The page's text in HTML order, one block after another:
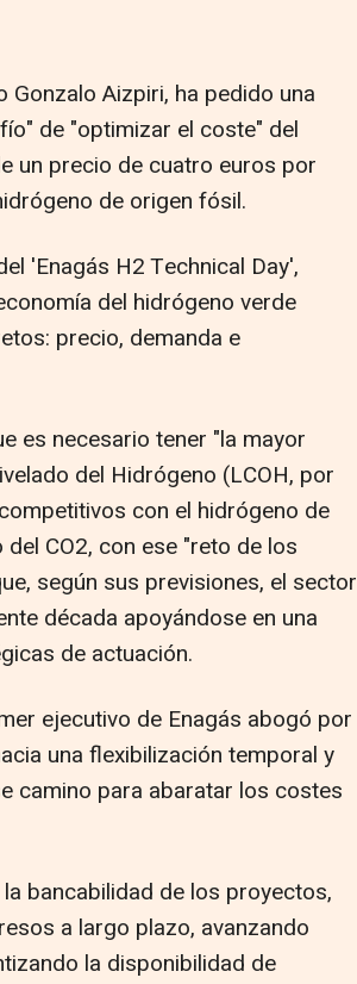
Gonzalo Aizpiri, ha pedido una
de "optimizar el coste" del
un precio de cuatro euros por
de origen fósil.
'Enagás H2 Technical Day',
del hidrógeno verde
precio, demanda e
es necesario tener "la mayor
del Hidrógeno (LCOH, por
con el hidrógeno de
CO2, con ese "reto de los
según sus previsiones, el sector
década apoyándose en una
de actuación.
ejecutivo de Enagás abogó por
una flexibilización temporal y
camino para abaratar los costes
bancabilidad de los proyectos,
a largo plazo, avanzando
la disponibilidad de